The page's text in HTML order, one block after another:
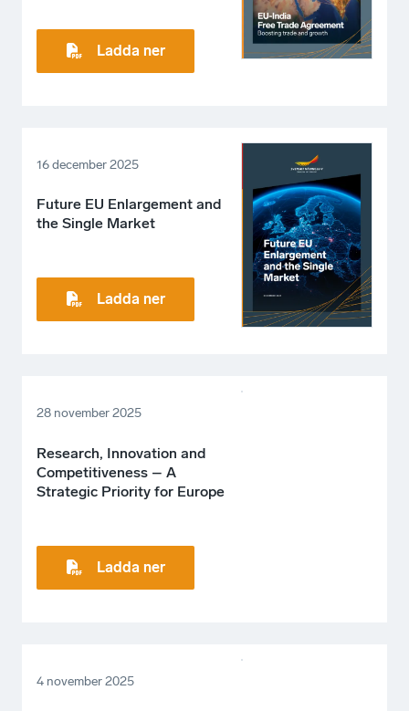
Ladda ner
16 december 2025
Future EU Enlargement and
the Single Market
Ladda ner
28 november 2025
Research, Innovation and
Competitiveness – A
Strategic Priority for Europe
Ladda ner
4 november 2025